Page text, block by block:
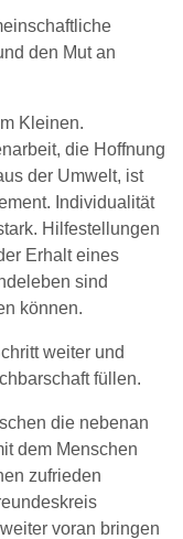
den Mut an
Kleinen.
die Hoffnung
der Umwelt, ist
Individualität
Hilfestellungen
Erhalt eines
sind
können.
weiter und
füllen.
die nebenan
dem Menschen
zufrieden
voran bringen